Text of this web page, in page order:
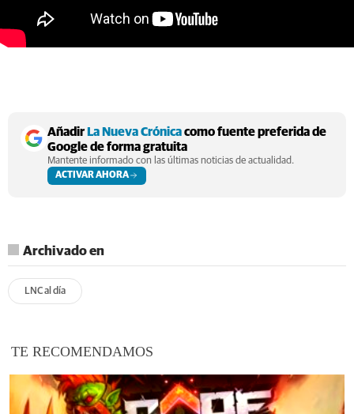
AñadirLa Nueva Crónicacomo fuente preferida de
Google de forma gratuita
Mantente informado con las últimas noticias de actualidad.
ACTIVAR AHORA
Archivado en
LNC al día
TE RECOMENDAMOS